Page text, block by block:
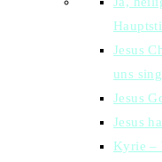
Jesus
uns
Jesus
Jesus
Kyrie –